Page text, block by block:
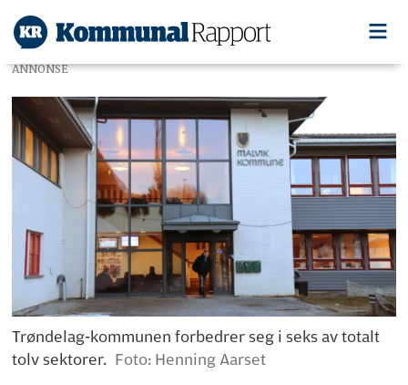
ANNONSE
Trøndelag-kommunen forbedrer seg i seks av totalt
tolv sektorer. Foto: Henning Aarset